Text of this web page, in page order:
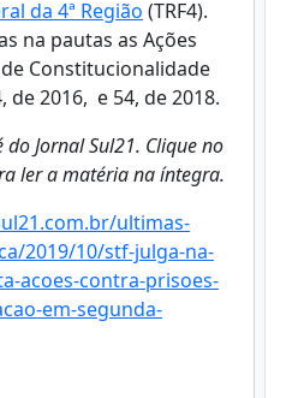
da 4ª Região (TRF4).
na pautas as Ações
Constitucionalidade
de 2016, e 54, de 2018.
Jornal Sul21. Clique no
ler a matéria na íntegra.
ultimas-
2019/10/stf-julga-na-
acoes-contra-prisoes-
em-segunda-